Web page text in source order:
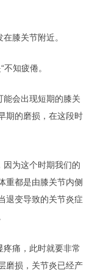
膝关节附近。
知疲倦。
能会出现短期的膝关
期的磨损，在这段时
因为这个时期我们的
重都是由膝关节内侧
退变导致的关节炎症
痛，此时就要非常
磨损，关节炎已经产